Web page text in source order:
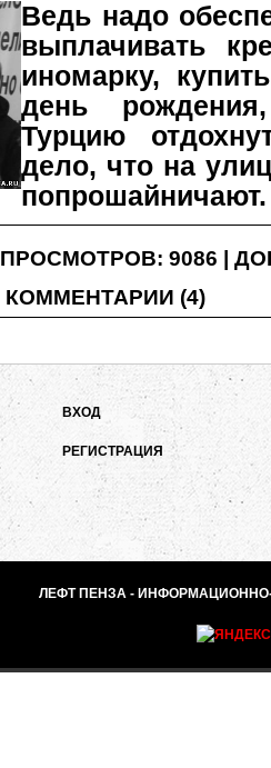
Ведь надо
выплачивать
иномарку,
день
Турцию
дело, что на
попрошайничают.
ПРОСМОТРОВ: 9086
КОММЕНТАРИИ (4)
ВХОД
РЕГИСТРАЦИЯ
ЛЕФТ ПЕНЗА - ИНФОРМАЦИОННО-